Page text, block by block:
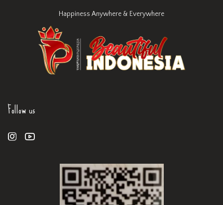
Happiness Anywhere & Everywhere
Follow us